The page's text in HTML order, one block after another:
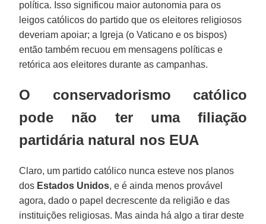
política. Isso significou maior autonomia para os
leigos católicos do partido que os eleitores religiosos
deveriam apoiar; a Igreja (o Vaticano e os bispos)
então também recuou em mensagens políticas e
retórica aos eleitores durante as campanhas.
O conservadorismo católico
pode não ter uma filiação
partidária natural nos EUA
Claro, um partido católico nunca esteve nos planos
dos Estados Unidos, e é ainda menos provável
agora, dado o papel decrescente da religião e das
instituições religiosas. Mas ainda há algo a tirar deste